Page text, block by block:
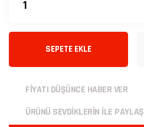
SEPETE EKLE
FİYATI DÜŞÜNCE HABER VER
ÜRÜNÜ SEVDİKLERİN İLE PAYLAŞ